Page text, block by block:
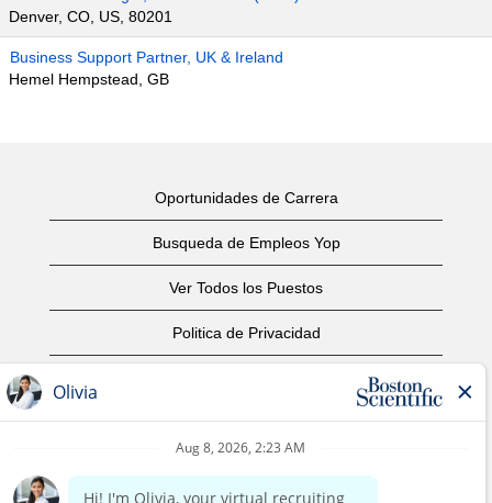
Denver, CO, US, 80201
Business Support Partner, UK & Ireland
Hemel Hempstead, GB
Oportunidades de Carrera
Busqueda de Empleos Yop
Ver Todos los Puestos
Politica de Privacidad
Aviso de Derechos de Autor